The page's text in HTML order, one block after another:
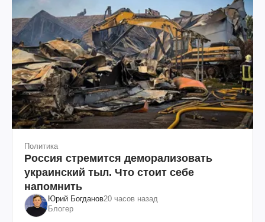
Политика
Россия стремится деморализовать
украинский тыл. Что стоит себе
напомнить
Юрий Богданов20 часов назад
Блогер